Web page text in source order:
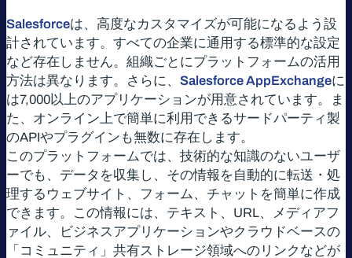
Salesforceは、高度なカスタマイズが可能になるよう設
計されています。すべての企業に通用する標準的な設定
など存在しません。組織ごとにプラットフォームの活用
方法は異なります。さらに、 Salesforce AppExchangeに
は7,000以上のアプリケーションが用意されています。ま
た、オンライン上で簡単に利用できるサードパーティ製
のAPIやプラグインも無数に存在します。
このプラットフォームでは、技術的な知識のないユーザ
ーでも、データを収集し、その情報を自動的に転送・処
理するウェブサイト、フォーム、チャットを簡単に作成
できます。この情報には、テキスト、URL、メディアフ
ァイル、ビジネスアプリケーションやクラウドベースの
「コミュニティ」共有ストレージ領域へのリンクなどが